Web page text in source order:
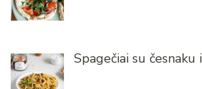
Spagečiai su